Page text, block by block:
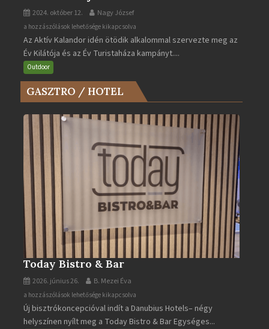
2024. október 12. Nagy József
Az
Év
Kilátója
és
az
Év
bejegyzéshez
a hozzászólások lehetősége kikapcsolva
Az Aktív Kalandor idén ötödik alkalommal szervezte meg az
Év Kilátója és az Év Turistaháza kampányt....
Outdoor
GASZTRO / HOTEL
Today Bistro & Bar
2026. június 26. B. Mezei Éva
Today
Bistro
&
a hozzászólások lehetősége kikapcsolva
Új bisztrókoncepcióval indít a Danubius Hotels– négy
helyszínen nyílt meg a Today Bistro & Bar Egységes...